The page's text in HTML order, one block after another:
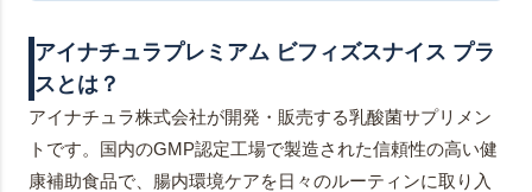
アイナチュラプレミアム ビフィズスナイス プラ
スとは？
アイナチュラ株式会社が開発・販売する乳酸菌サプリメン
トです。国内のGMP認定工場で製造された信頼性の高い健
康補助食品で、腸内環境ケアを日々のルーティンに取り入